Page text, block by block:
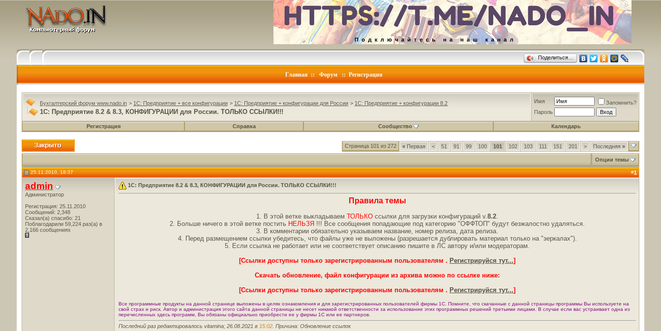
Поделиться…
Главная :: Форум:: Регистрация
Бухгалтерский форум www.nado.in > 1C: Предприятие + все конфигурации > 1C: Предприятие + конфигурации для России > 1C: Предприятие + конфигурации 8.2
1С: Предприятие 8.2 & 8.3, КОНФИГУРАЦИИ для России. ТОЛЬКО ССЫЛКИ!!!
Имя
Запомнить?
Пароль
Регистрация Справка Сообщество Календарь
Страница 101 из 272 « Первая < 51 91 99 100 101 102 103 111 151 201 > Последняя »
Опции темы
25.11.2010, 18:37 #1
admin
Администратор
Регистрация: 25.11.2010
Сообщений: 2,348
Сказал(а) спасибо: 21
Поблагодарили 59,224 раз(а) в
2,166 сообщениях
1С: Предприятие 8.2 & 8.3, КОНФИГУРАЦИИ для России. ТОЛЬКО ССЫЛКИ!!!
Правила темы
1. В этой ветке выкладываем ТОЛЬКО ссылки для загрузки конфигураций v.8.2.
2. Больше ничего в этой ветке постить НЕЛЬЗЯ !!! Все сообщения попадающие под категорию "ОФФТОП" будут безжалостно удаляться.
3. В комментарии обязательно указываем название, номер релиза, дата релиза.
4. Перед размещением ссылки убедитесь, что файлы уже не выложены (разрешается дублировать материал только на "зеркалах").
5. Если ссылка не работает или не соответствует описанию пишите в ЛС автору и/или модераторам.
[Ссылки доступны только зарегистрированным пользователям . Регистрируйся тут...]
Скачать обновление, файл конфигурации из архива можно по ссылке ниже:
[Ссылки доступны только зарегистрированным пользователям . Регистрируйся тут...]
Все программные продукты на данной странице выложены в целях ознакомления и для зарегистрированных пользователей фирмы 1С. Помните, что скачанные с данной страницы программы Вы используете на
свой страх и риск. Автор и администрация этого сайта данной страницы не несет никакой ответственности за использование этих программных решений третьими лицами. В случае если вас устраивает одна из
перечисленных здесь программ, Вы обязаны официально приобрести ее у фирмы 1С или ее партнеров.
Последний раз редактировалось vitamina; 26.08.2021 в 15:02 . Причина: Обновление ссылок